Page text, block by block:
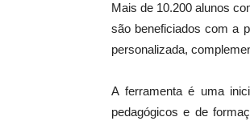
Mais de 10.200 alunos
são beneficiados com a
personalizada,
A ferramenta é uma
pedagógicos e de